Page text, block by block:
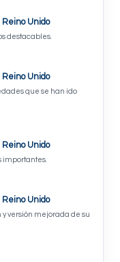
Unido
destacables.
Unido
que se han ido
Unido
importantes.
Unido
versión mejorada de su